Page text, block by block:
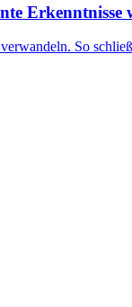
Erkenntnisse
So